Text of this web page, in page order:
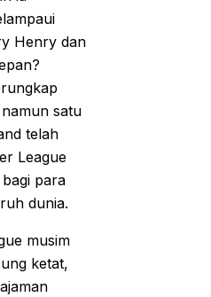
Henry dan
satu
telah
League
para
dunia.
musim
ketat,